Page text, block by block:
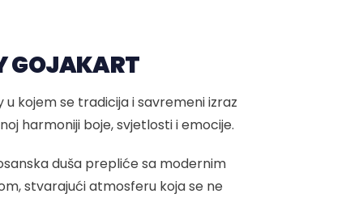
GOJAKART
kojem se tradicija i savremeni izraz
harmoniji boje, svjetlosti i emocije.
duša prepliće sa modernim
stvarajući atmosferu koja se ne